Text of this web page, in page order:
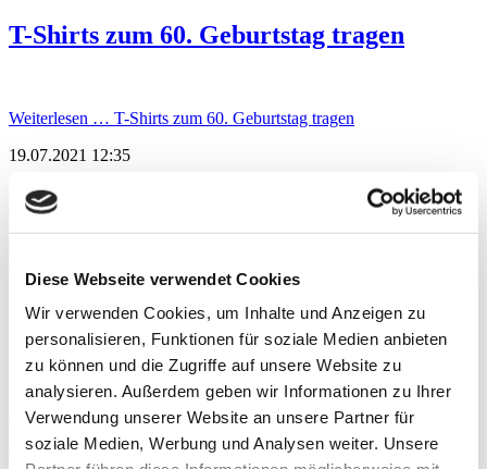
Diese Webseite verwendet Cookies
Wir verwenden Cookies, um Inhalte und Anzeigen zu
personalisieren, Funktionen für soziale Medien anbieten
zu können und die Zugriffe auf unsere Website zu
analysieren. Außerdem geben wir Informationen zu Ihrer
Verwendung unserer Website an unsere Partner für
soziale Medien, Werbung und Analysen weiter. Unsere
T-Shirts zum 60. Geburtstag tragen
Weiterlesen … T-Shirts zum 60. Geburtstag tragen
19.07.2021 12:35
Hochwasserkatastrophe: Trauer und
Bestürzung nach Ereignissen in
Weiterlesen …Hochwasserkatastrophe: Trauer und Bestürzung
nach Ereignissen in Lebenshilfehaus Sinzig
16.07.2021 15:42
In unserer neuen Podcast-Folge "Reden
wir einfach" ist zu Gast: